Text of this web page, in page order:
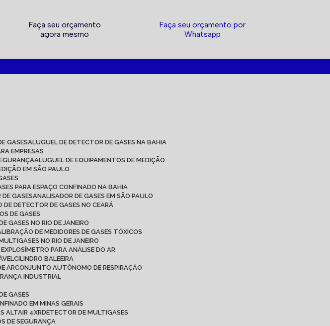
Faça seu orçamento
agora mesmo
Faça seu orçamento por
Whatsapp
GASES
ALUGUEL DE DETECTOR DE GASES NA BAHIA
EMPRESAS
ALUGUEL DE EQUIPAMENTOS DE MEDIÇÃO
EM SÃO PAULO
PARA ESPAÇO CONFINADO NA BAHIA
DE GASES ANALISADOR DE GASES EM SÃO PAULO
DE DETECTOR DE GASES NO CEARÁ
DE GASES
GASES NO RIO DE JANEIRO
DE MEDIDORES DE GASES TÓXICOS
NO RIO DE JANEIRO
EXPLOSÍMETRO PARA ANÁLISE DO AR
CILINDRO BALEEIRA
AR CONJUNTO AUTÔNOMO DE RESPIRAÇÃO
INDUSTRIAL
GASES
EM MINAS GERAIS
ALTAIR 4XR DETECTOR DE MULTIGASES
DE SEGURANÇA